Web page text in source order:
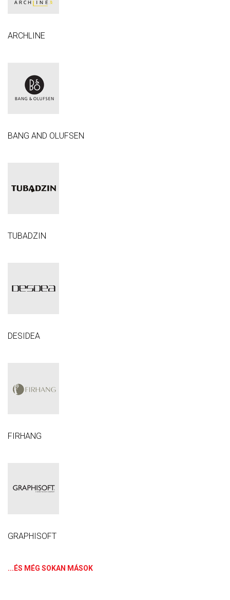
ARCHLINE
BANG AND OLUFSEN
TUBADZIN
DESIDEA
FIRHANG
GRAPHISOFT
...ÉS MÉG SOKAN MÁSOK